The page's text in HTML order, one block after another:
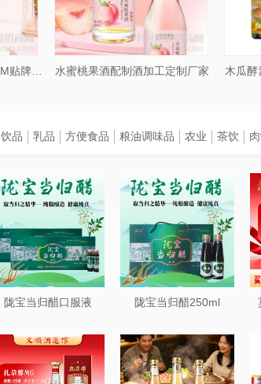
水蜜桃果酒配制酒加工定制厂家 木瓜酵
陇宝当归醋口服液 陇宝当归醋250ml
饮品 乳品 方便食品 粮油调味品 农业 茶饮